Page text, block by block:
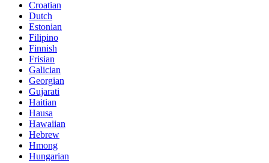
Croatian
Dutch
Estonian
Filipino
Finnish
Frisian
Galician
Georgian
Gujarati
Haitian
Hausa
Hawaiian
Hebrew
Hmong
Hungarian